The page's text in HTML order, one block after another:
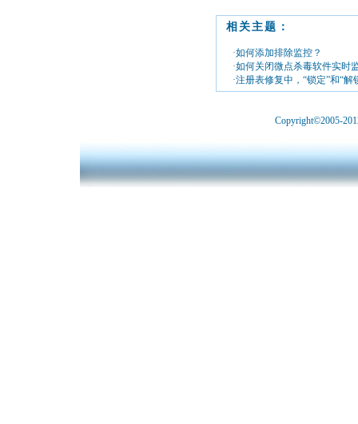
相关主题：
·如何添加排除监控？
·如何关闭微点杀毒软件实时
·注册表修复中，“锁定”和“解
Copyright©2005-